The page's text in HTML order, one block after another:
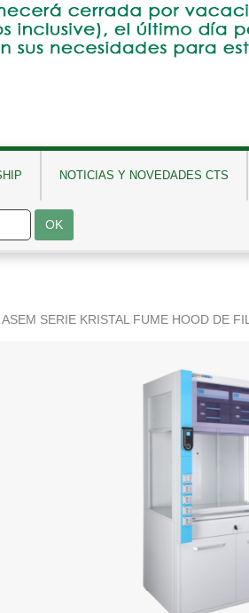
NOTICIAS Y NOVEDADES CTS
ASEM SERIE KRISTAL FUME HOOD DE